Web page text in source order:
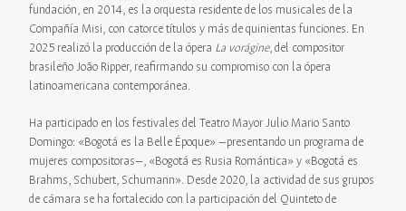
fundación, en 2014, es la orquesta residente de los musicales de la
Compañía Misi, con catorce títulos y más de quinientas funciones. En
2025 realizó la producción de la ópera La vorágine, del compositor
brasileño João Ripper, reafirmando su compromiso con la ópera
latinoamericana contemporánea.
Ha participado en los festivales del Teatro Mayor Julio Mario Santo
Domingo: «Bogotá es la Belle Époque» —presentando un programa de
mujeres compositoras—, «Bogotá es Rusia Romántica» y «Bogotá es
Brahms, Schubert, Schumann». Desde 2020, la actividad de sus grupos
de cámara se ha fortalecido con la participación del Quinteto de